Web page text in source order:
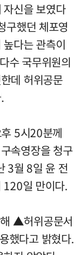
신을 보였다
구했던 체포영
다는 관측이
수 국무위원의
데 허위공문
5시20분께
속영장을 청구
3월 8일 윤 전
120일 만이다.
▲허위공문서
했다고 밝혔다.